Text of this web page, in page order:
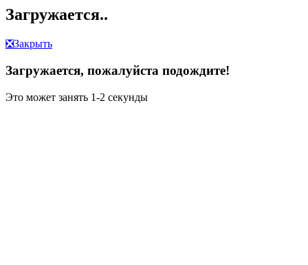
Загружается..
❎Закрыть
Загружается, пожалуйста подождите!
Это может занять 1-2 секунды